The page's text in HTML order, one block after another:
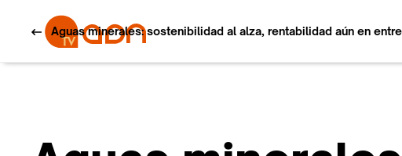
Aguas minerales: sostenibilidad al alza, rentabilidad aún en